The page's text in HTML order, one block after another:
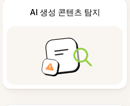
AI 생성 콘텐츠 탐지